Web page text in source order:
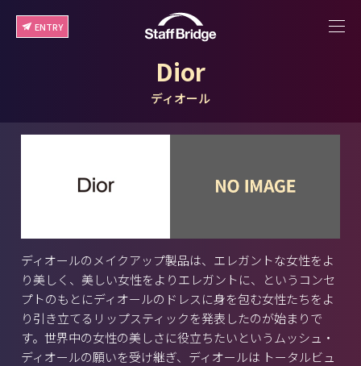
ENTRY
Dior
ディオール
ディオールのメイクアップ製品は、エレガントな女性をよ
り美しく、美しい女性をよりエレガントに、というコンセ
プトのもとにディオールのドレスに身を包む女性たちをよ
り引き立てるリップスティックを発表したのが始まりで
す。世界中の女性の美しさに役立ちたいというムッシュ・
ディオールの願いを受け継ぎ、ディオールは トータルビュ